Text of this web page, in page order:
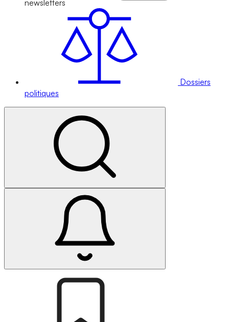
newsletters
Dossiers
politiques